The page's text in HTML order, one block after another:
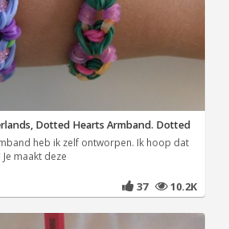
Dotted Hearts Armband. Dotted
heb ik zelf ontworpen. Ik hoop dat
maakt deze
37 10.2K